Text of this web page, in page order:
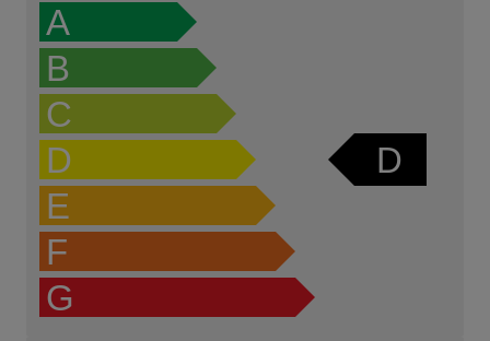
A
B
C
D
E
F
G
D